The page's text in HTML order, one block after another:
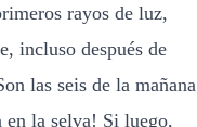
rayos de luz,
incluso después de
las seis de la mañana
en la selva! Si luego,